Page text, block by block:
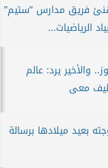
يهنئ فريق مدارس ”ستيم”
الرياضيات...
والأخير يرد: عالم
معى
بعيد ميلادها برسالة